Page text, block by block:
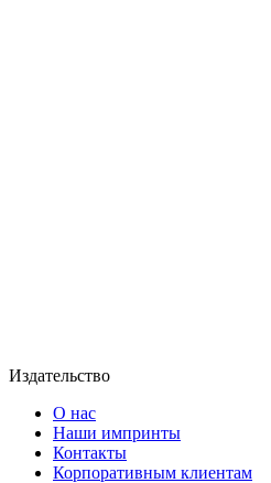
Издательство
О нас
Наши импринты
Контакты
Корпоративным клиентам